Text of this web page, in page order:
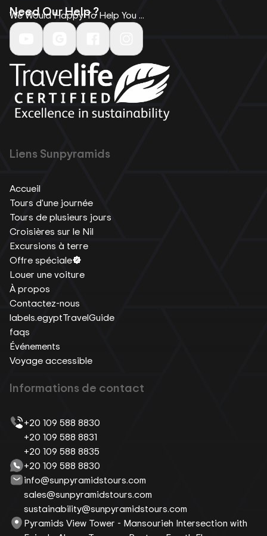
Need Our Help ?
We Would Happy To Help You ...
Liens Sunpyramids
Accueil
Tours d'une journée
Tours de plusieurs jours
Croisières sur le Nil
Excursions à terre
Offre spéciale
Louer une voiture
À propos
Contactez-nous
labels.egyptTravelGuide
faqs
Événements
Voyage accessible
Informations de contact
+20 109 588 8830
+20 109 588 8831
+20 109 588 8835
+20 109 588 8830
info@sunpyramidstours.com
sales@sunpyramidstours.com
sustainability@sunpyramidstours.com
Pyramids View Tower - Mansourieh Intersection with